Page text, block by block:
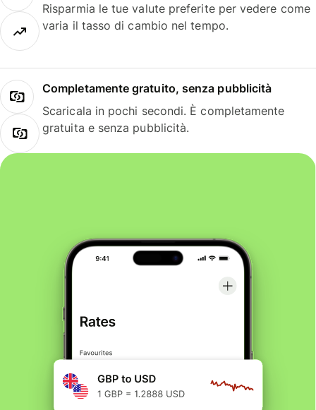
Risparmia le tue valute preferite per vedere come
varia il tasso di cambio nel tempo.
Completamente gratuito, senza pubblicità
Scaricala in pochi secondi. È completamente
gratuita e senza pubblicità.